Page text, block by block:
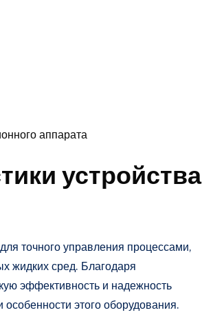
аппарата
устройства
точного управления процессами,
жидких сред. Благодаря
эффективность и надежность
этого оборудования.